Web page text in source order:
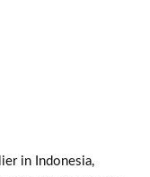
in Indonesia,